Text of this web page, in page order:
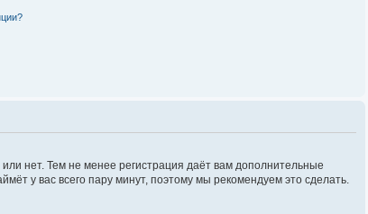
нет. Тем не менее регистрация даёт вам дополнительные
у вас всего пару минут, поэтому мы рекомендуем это сделать.